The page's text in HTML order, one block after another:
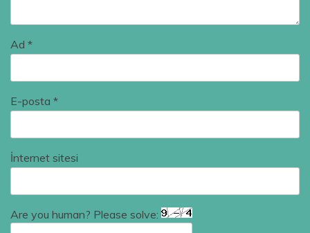
Ad *
E-posta *
İnternet sitesi
Are you human? Please solve: